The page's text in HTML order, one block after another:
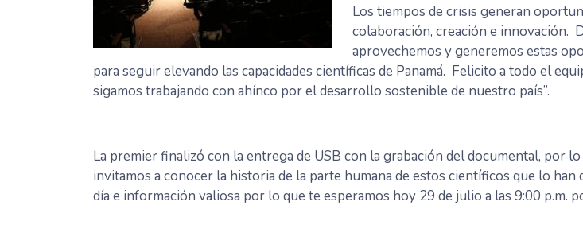
Los tiempos de crisis generan
colaboración, creación e innovación.
aprovechemos y generemos estas
para seguir elevando las capacidades científicas de Panamá. Felicito a todo el
sigamos trabajando con ahínco por el desarrollo sostenible de nuestro país”.
La premier finalizó con la entrega de USB con la grabación del documental, por
invitamos a conocer la historia de la parte humana de estos científicos que lo han
día e información valiosa por lo que te esperamos hoy 29 de julio a las 9:00 p.m.